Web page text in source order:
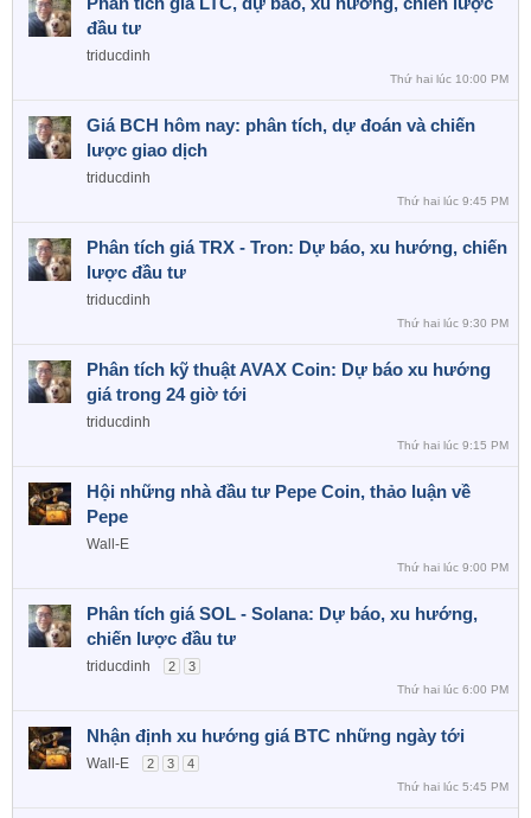
đầu tư
triducdinh
Thứ hai lúc 10:00 PM
Giá BCH hôm nay: phân tích, dự đoán và chiến
lược giao dịch
triducdinh
Thứ hai lúc 9:45 PM
Phân tích giá TRX - Tron: Dự báo, xu hướng, chiến
lược đầu tư
triducdinh
Thứ hai lúc 9:30 PM
Phân tích kỹ thuật AVAX Coin: Dự báo xu hướng
giá trong 24 giờ tới
triducdinh
Thứ hai lúc 9:15 PM
Hội những nhà đầu tư Pepe Coin, thảo luận về
Pepe
Wall-E
Thứ hai lúc 9:00 PM
Phân tích giá SOL - Solana: Dự báo, xu hướng,
chiến lược đầu tư
triducdinh 2 3
Thứ hai lúc 6:00 PM
Nhận định xu hướng giá BTC những ngày tới
Wall-E 2 3 4
Thứ hai lúc 5:45 PM